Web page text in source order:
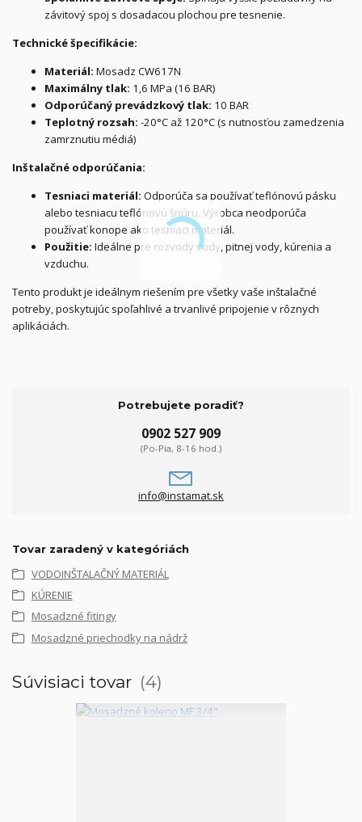
závitový spoj s dosadacou plochou pre tesnenie.
Technické špecifikácie:
Materiál: Mosadz CW617N
Maximálny tlak: 1,6 MPa (16 BAR)
Odporúčaný prevádzkový tlak: 10 BAR
Teplotný rozsah: -20°C až 120°C (s nutnosťou zamedzenia
zamrznutiu médiá)
Inštalačné odporúčania:
Tesniaci materiál: Odporúča sa používať teflónovú pásku
alebo tesniacu teflónovú šnúru. Výrobca neodporúča
používať konope ako tesniaci materiál.
Použitie: Ideálne pre rozvody vody, pitnej vody, kúrenia a
vzduchu.
Tento produkt je ideálnym riešením pre všetky vaše inštalačné
potreby, poskytujúc spoľahlivé a trvanlivé pripojenie v rôznych
aplikáciách.
Potrebujete poradiť?
0902 527 909
(Po-Pia, 8-16 hod.)
info@instamat.sk
Tovar zaradený v kategóriách
VODOINŠTALAČNÝ MATERIÁL
KÚRENIE
Mosadzné fitingy
Mosadzné priechodky na nádrž
Súvisiaci tovar 4